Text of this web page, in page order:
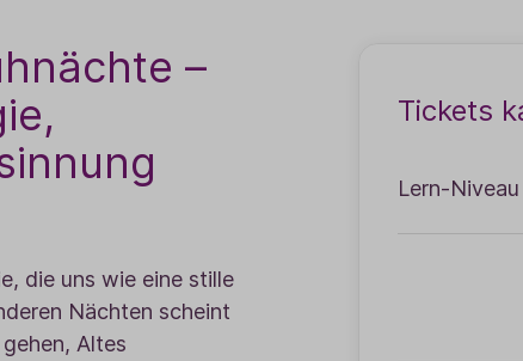
–
die uns wie eine stille
Nächten scheint
Altes
Tickets
Lern-Niveau